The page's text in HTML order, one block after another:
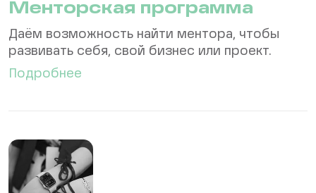
Менторская программа
Даём возможность найти ментора, чтобы
развивать себя, свой бизнес или проект.
Подробнее